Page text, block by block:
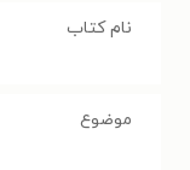
نام کتاب
موضوع